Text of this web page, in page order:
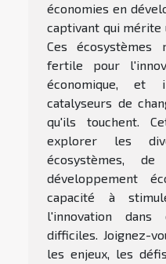
économies en
captivant qui
Ces écosystèmes
fertile pour
économique,
catalyseurs de
qu'ils touchent.
explorer les
écosystèmes,
développement
capacité à
l'innovation dans
difficiles. Joignez-
les enjeux, les